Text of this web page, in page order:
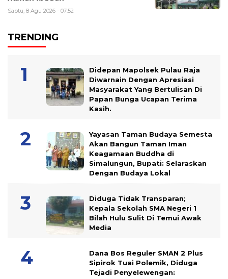
Sabtu, 8 Agu 2026 - 07:52
TRENDING
Didepan Mapolsek Pulau Raja
Diwarnain Dengan Apresiasi
Masyarakat Yang Bertulisan Di
Papan Bunga Ucapan Terima
Kasih.
Yayasan Taman Budaya Semesta
Akan Bangun Taman Iman
Keagamaan Buddha di
Simalungun, Bupati: Selaraskan
Dengan Budaya Lokal
Diduga Tidak Transparan;
Kepala Sekolah SMA Negeri 1
Bilah Hulu Sulit Di Temui Awak
Media
Dana Bos Reguler SMAN 2 Plus
Sipirok Tuai Polemik, Diduga
Tejadi Penyelewengan: